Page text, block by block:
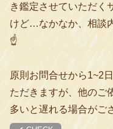
き鑑定させていただく
けど…なかなか、相談
☝️
原則お問合せから1~2
ただきますが、他のご
多いと遅れる場合がご